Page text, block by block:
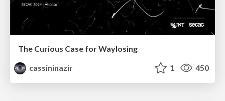
The Curious Case for Waylosing
cassininazir
1 450